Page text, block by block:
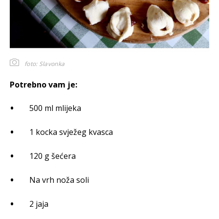
foto: Slavonka
Potrebno vam je:
500 ml mlijeka
1 kocka svježeg kvasca
120 g šećera
Na vrh noža soli
2 jaja